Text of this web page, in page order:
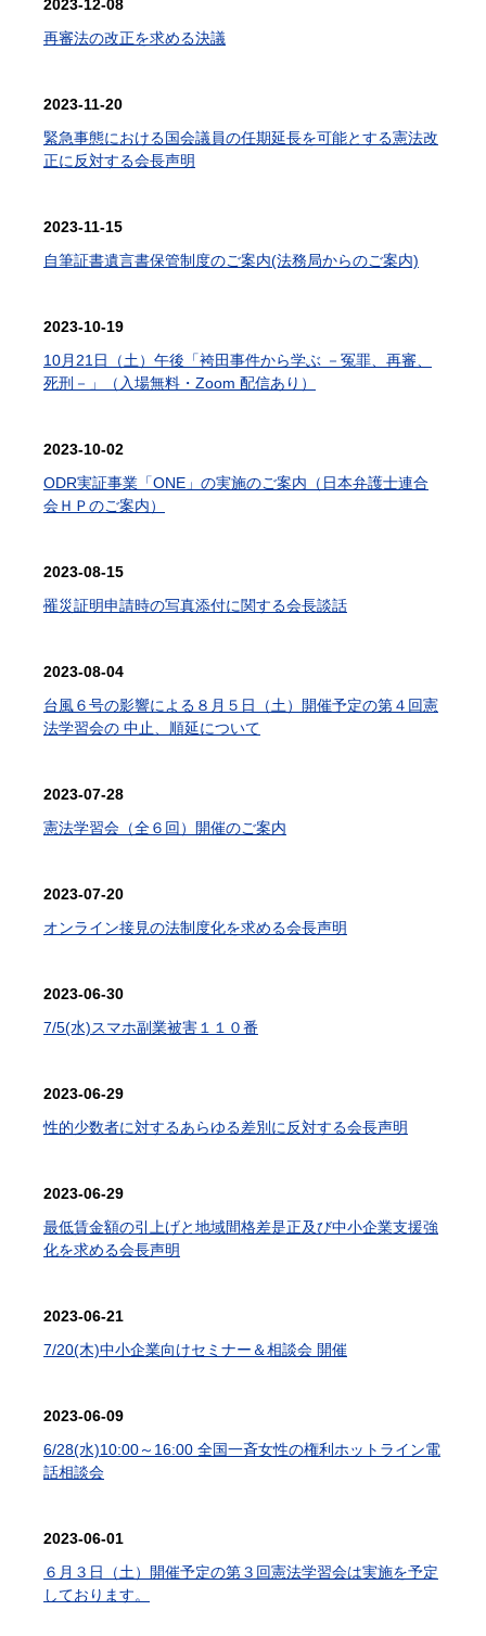
2023-12-08
再審法の改正を求める決議
2023-11-20
緊急事態における国会議員の任期延長を可能とする憲法改
正に反対する会長声明
2023-11-15
自筆証書遺言書保管制度のご案内(法務局からのご案内)
2023-10-19
10月21日（土）午後「袴田事件から学ぶ －冤罪、再審、
死刑－」（入場無料・Zoom 配信あり）
2023-10-02
ODR実証事業「ONE」の実施のご案内（日本弁護士連合
会ＨＰのご案内）
2023-08-15
罹災証明申請時の写真添付に関する会長談話
2023-08-04
台風６号の影響による８月５日（土）開催予定の第４回憲
法学習会の 中止、順延について
2023-07-28
憲法学習会（全６回）開催のご案内
2023-07-20
オンライン接見の法制度化を求める会長声明
2023-06-30
7/5(水)スマホ副業被害１１０番
2023-06-29
性的少数者に対するあらゆる差別に反対する会長声明
2023-06-29
最低賃金額の引上げと地域間格差是正及び中小企業支援強
化を求める会長声明
2023-06-21
7/20(木)中小企業向けセミナー＆相談会 開催
2023-06-09
6/28(水)10:00～16:00 全国一斉女性の権利ホットライン電
話相談会
2023-06-01
６月３日（土）開催予定の第３回憲法学習会は実施を予定
しております。